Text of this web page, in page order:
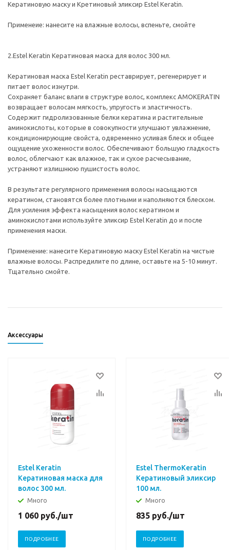
Кератиновую маску и Кретиновый эликсир Estel Keratin.
Применеие: нанесите на влажные волосы, вспеньте, смойте
2.Estel Keratin Кератиновая маска для волос 300 мл.
Кератиновая маска Estel Keratin реставрирует, регенерирует и
питает волос изнутри.
Сохраняет баланс влаги в структуре волос, комплекс AMOKERATIN
возвращает волосам мягкость, упругость и эластичность.
Содержит гидролизованные белки кератина и растительные
аминокислоты, которые в совокупности улучшают увлажнение,
кондиционирующие свойста, одвременно усливая блеск и общее
ощущение ухоженности волос. Обеспечивают большую гладкость
волос, облегчают как влажное, так и сухое расчесывание,
устраняют излишнюю пушистость волос.
В результате регулярного применения волосы насыщаются
кератином, становятся более плотными и наполняются блеском.
Для усиления эффекта насыщения волос кератином и
аминокислотами используйте эликсир Estel Keratin до и после
применения маски.
Применение: нанесите Кератиновую маску Estel Keratin на чистые
влажные волосы. Распредилите по длине, оставьте на 5-10 минут.
Тщательно смойте.
Аксессуары
Estel Keratin
Кератиновая маска для
волос 300 мл.
Много
1 060 руб./шт
ПОДРОБНЕЕ
Estel ThermoKeratin
Кератиновый эликсир
100 мл.
Много
835 руб./шт
ПОДРОБНЕЕ